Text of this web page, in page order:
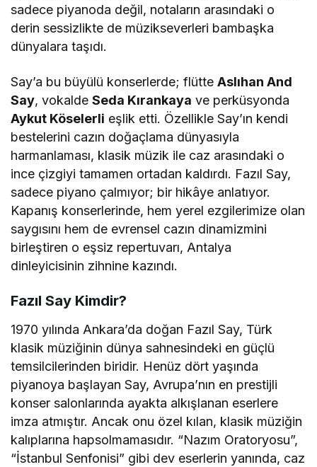
sadece piyanoda değil, notaların arasındaki o
derin sessizlikte de müzikseverleri bambaşka
dünyalara taşıdı.
Say’a bu büyülü konserlerde; flütteAslıhan And
Say, vokaldeSeda Kırankaya ve perküsyonda
Aykut Köselerli eşlik etti. Özellikle Say’ın kendi
bestelerini cazın doğaçlama dünyasıyla
harmanlaması, klasik müzik ile caz arasındaki o
ince çizgiyi tamamen ortadan kaldırdı. Fazıl Say,
sadece piyano çalmıyor; bir hikâye anlatıyor.
Kapanış konserlerinde, hem yerel ezgilerimize olan
saygısını hem de evrensel cazın dinamizmini
birleştiren o eşsiz repertuvarı, Antalya
dinleyicisinin zihnine kazındı.
Fazıl Say Kimdir?
1970 yılında Ankara’da doğan Fazıl Say, Türk
klasik müziğinin dünya sahnesindeki en güçlü
temsilcilerinden biridir. Henüz dört yaşında
piyanoya başlayan Say, Avrupa’nın en prestijli
konser salonlarında ayakta alkışlanan eserlere
imza atmıştır. Ancak onu özel kılan, klasik müziğin
kalıplarına hapsolmamasıdır. “Nazım Oratoryosu”,
“İstanbul Senfonisi” gibi dev eserlerin yanında, caz